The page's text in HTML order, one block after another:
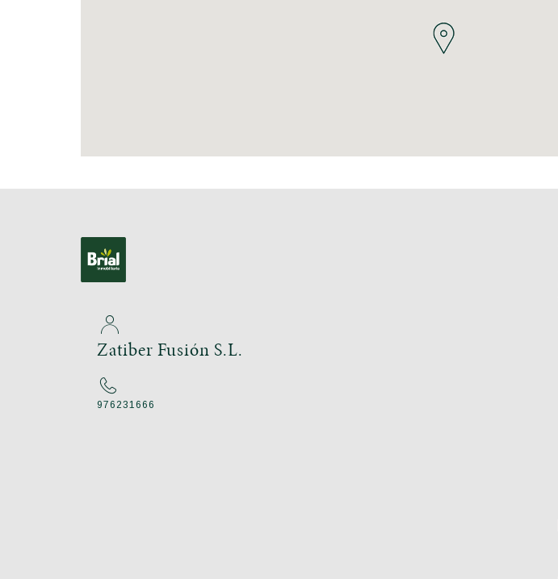
Zatiber Fusión S.L.
976231666